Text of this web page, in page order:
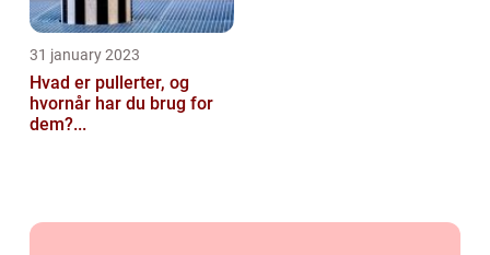
31 january 2023
Hvad er pullerter, og
hvornår har du brug for
dem?...